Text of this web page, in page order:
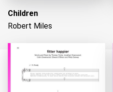
Children
Robert Miles